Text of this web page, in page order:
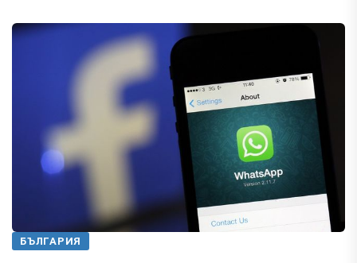
БЪЛГАРИЯ